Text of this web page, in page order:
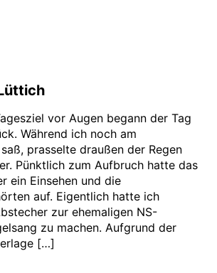
vor Augen begann der Tag
Während ich noch am
prasselte draußen der Regen
Pünktlich zum Aufbruch hatte das
ein Einsehen und die
auf. Eigentlich hatte ich
zur ehemaligen NS-
zu machen. Aufgrund der
[…]